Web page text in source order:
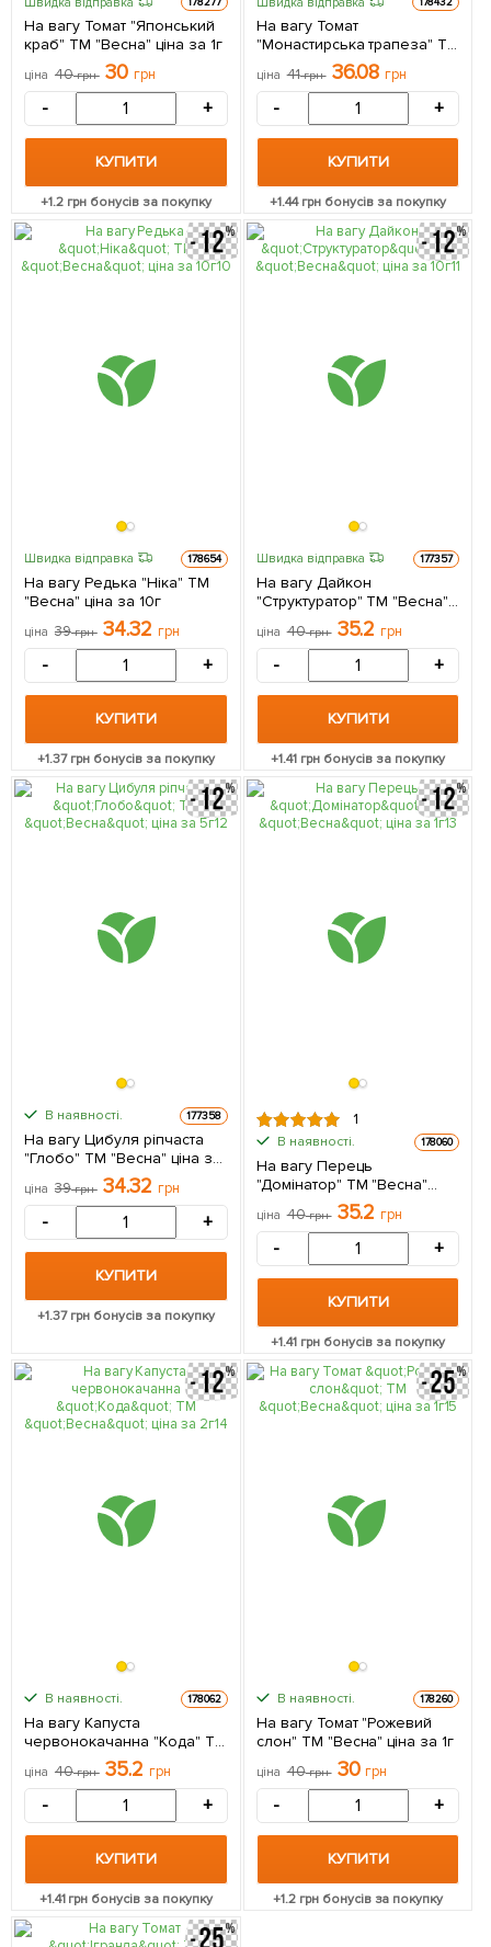
На вагу Томат "Японський
краб" ТМ "Весна" ціна за 1г
ціна 40грн 30 грн
- +
КУПИТИ
+1.2 грн бонусів за покупку
На вагу Томат
"Монастирська трапеза" ТМ
"Весна" ціна за 1г
ціна 41грн 36.08 грн
- +
КУПИТИ
+1.44грн бонусів за покупку
Швидка відправка 178654
На вагу Редька "Ніка" ТМ
"Весна" ціна за 10г
ціна 39грн 34.32 грн
- +
КУПИТИ
+1.37грн бонусів за покупку
Швидка відправка 177357
На вагу Дайкон
"Структуратор" ТМ "Весна"
ціна 40грн 35.2 грн
- +
КУПИТИ
+1.41 грн бонусів за покупку
В наявності. 177358
На вагу Цибуля ріпчаста
"Глобо" ТМ "Весна" ціна за
ціна 39грн 34.32 грн
- +
КУПИТИ
+1.37грн бонусів за покупку
1
В наявності. 178060
На вагу Перець
"Домінатор" ТМ "Весна"
ціна 40грн 35.2 грн
- +
КУПИТИ
+1.41 грн бонусів за покупку
В наявності. 178062
На вагу Капуста
червонокачанна "Кода" ТМ
"Весна" ціна за 2г
ціна 40грн 35.2 грн
- +
КУПИТИ
+1.41грн бонусів за покупку
В наявності. 178260
На вагу Томат "Рожевий
слон" ТМ "Весна" ціна за 1г
ціна 40грн 30 грн
- +
КУПИТИ
+1.2грн бонусів за покупку